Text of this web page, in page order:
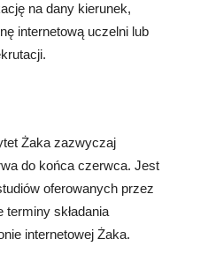
na dany kierunek,
internetową uczelni lub
Żaka zazwyczaj
do końca czerwca. Jest
oferowanych przez
składania
internetowej Żaka.